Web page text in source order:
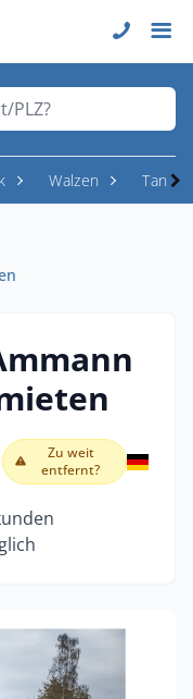
PLZ?
Walzen
Zu weit
entfernt?